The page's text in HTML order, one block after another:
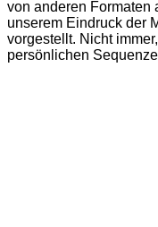
von anderen Formaten
unserem Eindruck der
vorgestellt. Nicht
persönlichen